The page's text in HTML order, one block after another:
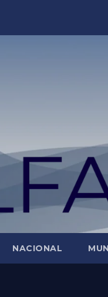
NACIONAL